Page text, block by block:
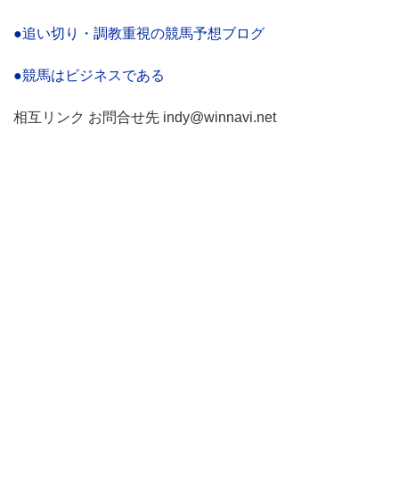
●追い切り・調教重視の競馬予想ブログ
●競馬はビジネスである
相互リンク お問合せ先 indy@winnavi.net